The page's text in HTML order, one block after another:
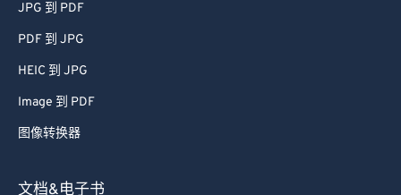
JPG 到 PDF
PDF 到 JPG
HEIC 到 JPG
Image 到 PDF
图像转换器
文档&电子书